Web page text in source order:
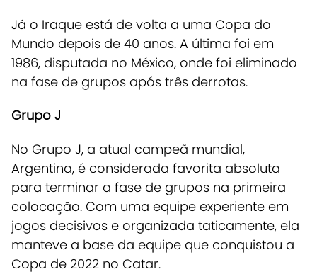
Já o Iraque está de volta a uma Copa do
Mundo depois de 40 anos. A última foi em
1986, disputada no México, onde foi eliminado
na fase de grupos após três derrotas.
Grupo J
No Grupo J, a atual campeã mundial,
Argentina, é considerada favorita absoluta
para terminar a fase de grupos na primeira
colocação. Com uma equipe experiente em
jogos decisivos e organizada taticamente, ela
manteve a base da equipe que conquistou a
Copa de 2022 no Catar.